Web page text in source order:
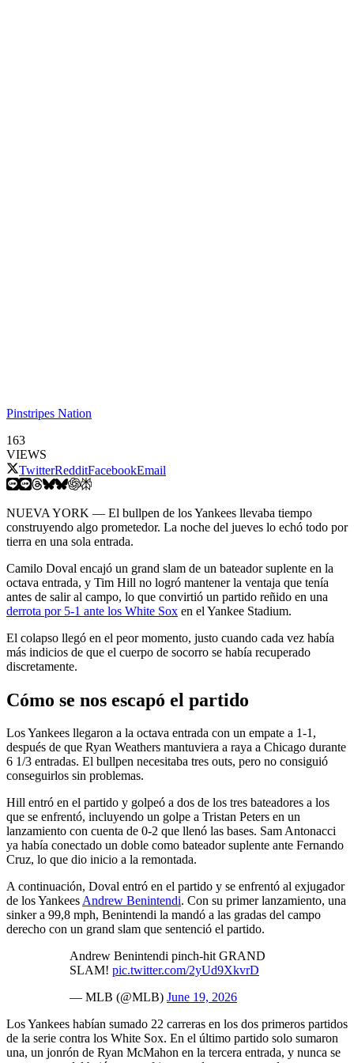
Pinstripes Nation
163
VIEWS
TwitterRedditFacebookEmail
NUEVA YORK — El bullpen de los Yankees llevaba tiempo
construyendo algo prometedor. La noche del jueves lo echó todo por
tierra en una sola entrada.
Camilo Doval encajó un grand slam de un bateador suplente en la
octava entrada, y Tim Hill no logró mantener la ventaja que tenía
antes de salir al campo, lo que convirtió un partido reñido en una
derrota por 5-1 ante los White Sox en el Yankee Stadium.
El colapso llegó en el peor momento, justo cuando cada vez había
más indicios de que el cuerpo de socorro se había recuperado
discretamente.
Cómo se nos escapó el partido
Los Yankees llegaron a la octava entrada con un empate a 1-1,
después de que Ryan Weathers mantuviera a raya a Chicago durante
6 1/3 entradas. El bullpen necesitaba tres outs, pero no consiguió
conseguirlos sin problemas.
Hill entró en el partido y golpeó a dos de los tres bateadores a los
que se enfrentó, incluyendo un golpe a Tristan Peters en un
lanzamiento con cuenta de 0-2 que llenó las bases. Sam Antonacci
ya había conectado un doble como bateador suplente ante Fernando
Cruz, lo que dio inicio a la remontada.
A continuación, Doval entró en el partido y se enfrentó al exjugador
de los YankeesAndrew Benintendi. Con su primer lanzamiento, una
sinker a 99,8 mph, Benintendi la mandó a las gradas del campo
derecho con un grand slam que sentenció el partido.
Andrew Benintendi pinch-hit GRAND
SLAM! pic.twitter.com/2yUd9XkvrD
— MLB (@MLB) June 19, 2026
Los Yankees habían sumado 22 carreras en los dos primeros partidos
de la serie contra los White Sox. En el último partido solo sumaron
una, un jonrón de Ryan McMahon en la tercera entrada, y nunca se